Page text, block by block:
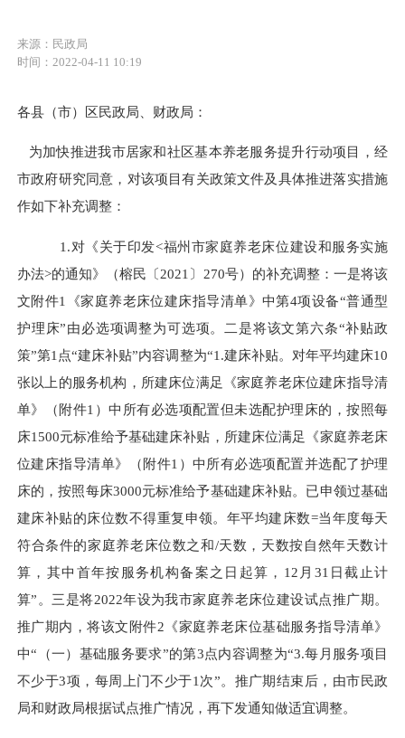
来源：民政局
时间：2022-04-11 10:19
各县（市）区民政局、财政局：
为加快推进我市居家和社区基本养老服务提升行动项目，经
市政府研究同意，对该项目有关政策文件及具体推进落实措施
作如下补充调整：
1.对《关于印发<福州市家庭养老床位建设和服务实施
办法>的通知》（榕民〔2021〕270号）的补充调整：一是将该
文附件1《家庭养老床位建床指导清单》中第4项设备“普通型
护理床”由必选项调整为可选项。二是将该文第六条“补贴政
策”第1点“建床补贴”内容调整为“1.建床补贴。对年平均建床10
张以上的服务机构，所建床位满足《家庭养老床位建床指导清
单》（附件1）中所有必选项配置但未选配护理床的，按照每
床1500元标准给予基础建床补贴，所建床位满足《家庭养老床
位建床指导清单》（附件1）中所有必选项配置并选配了护理
床的，按照每床3000元标准给予基础建床补贴。已申领过基础
建床补贴的床位数不得重复申领。年平均建床数=当年度每天
符合条件的家庭养老床位数之和/天数，天数按自然年天数计
算，其中首年按服务机构备案之日起算，12月31日截止计
算”。三是将2022年设为我市家庭养老床位建设试点推广期。
推广期内，将该文附件2《家庭养老床位基础服务指导清单》
中“（一）基础服务要求”的第3点内容调整为“3.每月服务项目
不少于3项，每周上门不少于1次”。推广期结束后，由市民政
局和财政局根据试点推广情况，再下发通知做适宜调整。